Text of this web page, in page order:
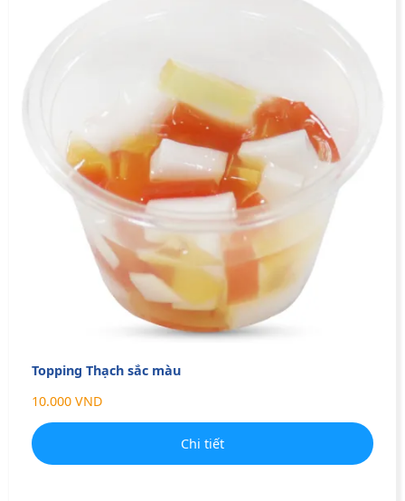
Topping Thạch sắc màu
10.000 VND
Chi tiết